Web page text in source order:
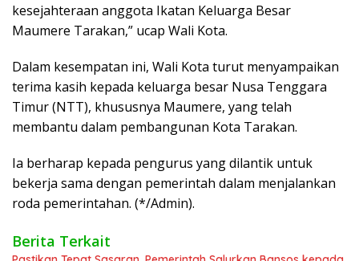
kesejahteraan anggota Ikatan Keluarga Besar
Maumere Tarakan,” ucap Wali Kota.
Dalam kesempatan ini, Wali Kota turut menyampaikan
terima kasih kepada keluarga besar Nusa Tenggara
Timur (NTT), khususnya Maumere, yang telah
membantu dalam pembangunan Kota Tarakan.
Ia berharap kepada pengurus yang dilantik untuk
bekerja sama dengan pemerintah dalam menjalankan
roda pemerintahan. (*/Admin).
Berita Terkait